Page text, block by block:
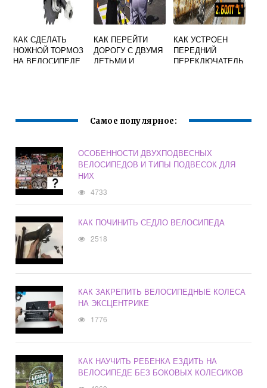
КАК СДЕЛАТЬ
НОЖНОЙ ТОРМОЗ
НА ВЕЛОСИПЕДЕ
КАК ПЕРЕЙТИ
ДОРОГУ С ДВУМЯ
ДЕТЬМИ И
КАК УСТРОЕН
ПЕРЕДНИЙ
ПЕРЕКЛЮЧАТЕЛЬ
Самое популярное:
ОСОБЕННОСТИ ДВУХПОДВЕСНЫХ
ВЕЛОСИПЕДОВ И ТИПЫ ПОДВЕСОК ДЛЯ
НИХ
4733
КАК ПОЧИНИТЬ СЕДЛО ВЕЛОСИПЕДА
2518
КАК ЗАКРЕПИТЬ ВЕЛОСИПЕДНЫЕ КОЛЕСА
НА ЭКСЦЕНТРИКЕ
1776
КАК НАУЧИТЬ РЕБЕНКА ЕЗДИТЬ НА
ВЕЛОСИПЕДЕ БЕЗ БОКОВЫХ КОЛЕСИКОВ